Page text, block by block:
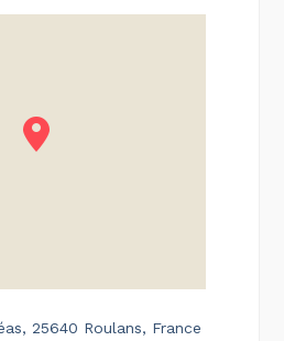
25640 Roulans, France